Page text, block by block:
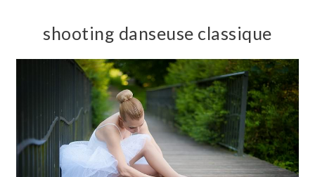
shooting danseuse classique